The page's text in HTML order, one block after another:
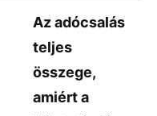
Az adócsalás
teljes
összege,
amiért a